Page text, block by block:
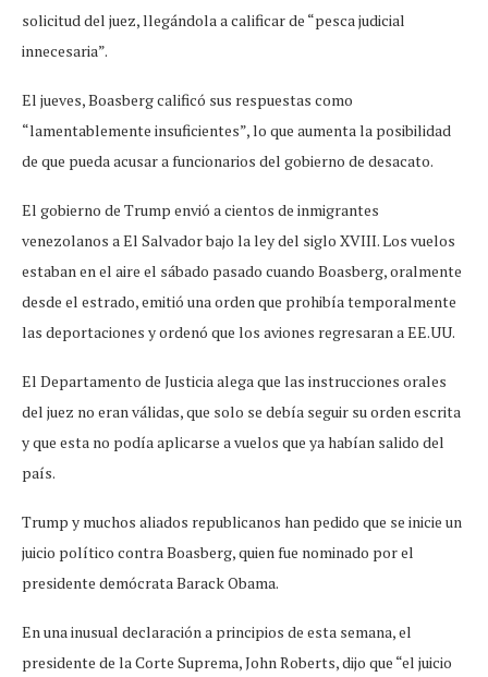
solicitud del juez, llegándola a calificar de “pesca judicial
innecesaria”.
El jueves, Boasberg calificó sus respuestas como
“lamentablemente insuficientes”, lo que aumenta la posibilidad
de que pueda acusar a funcionarios del gobierno de desacato.
El gobierno de Trump envió a cientos de inmigrantes
venezolanos a El Salvador bajo la ley del siglo XVIII. Los vuelos
estaban en el aire el sábado pasado cuando Boasberg, oralmente
desde el estrado, emitió una orden que prohibía temporalmente
las deportaciones y ordenó que los aviones regresaran a EE.UU.
El Departamento de Justicia alega que las instrucciones orales
del juez no eran válidas, que solo se debía seguir su orden escrita
y que esta no podía aplicarse a vuelos que ya habían salido del
país.
Trump y muchos aliados republicanos han pedido que se inicie un
juicio político contra Boasberg, quien fue nominado por el
presidente demócrata Barack Obama.
En una inusual declaración a principios de esta semana, el
presidente de la Corte Suprema, John Roberts, dijo que “el juicio